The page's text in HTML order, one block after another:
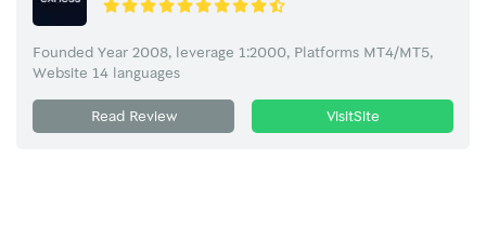
Founded Year 2008, leverage 1:2000, Platforms MT4/MT5,
Website 14 languages
Read Review
VisitSite